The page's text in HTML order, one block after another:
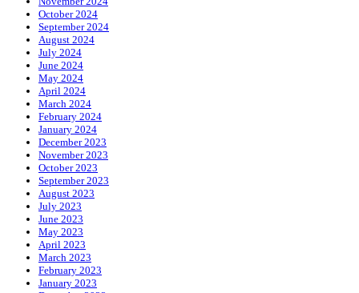
October 2024
September 2024
August 2024
July 2024
June 2024
May 2024
April 2024
March 2024
February 2024
January 2024
December 2023
November 2023
October 2023
September 2023
August 2023
July 2023
June 2023
May 2023
April 2023
March 2023
February 2023
January 2023